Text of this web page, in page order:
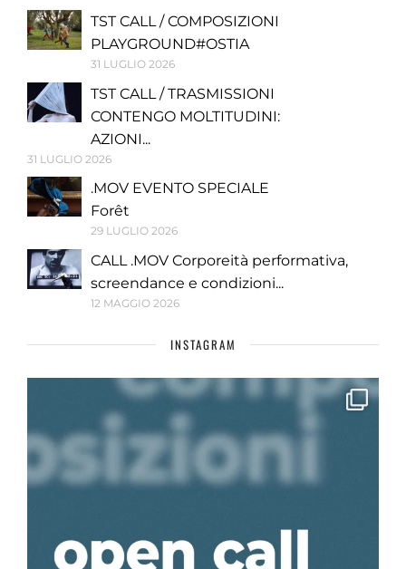
TST CALL / COMPOSIZIONI
PLAYGROUND#OSTIA
31 LUGLIO 2026
TST CALL / TRASMISSIONI
CONTENGO MOLTITUDINI:
AZIONI...
31 LUGLIO 2026
.MOV EVENTO SPECIALE
Forêt
29 LUGLIO 2026
CALL .MOV Corporeità performativa,
screendance e condizioni...
12 MAGGIO 2026
INSTAGRAM